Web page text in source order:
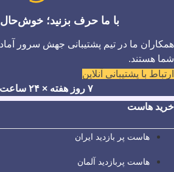
با ما حرف بزنید؛
همکاران ما در تیم پشتیبانی جهش سرور
شما هستند.
ارتباط با پشتیبانی آنلاین
۷ روز هفته × ۲۴ ساعت روز
خرید هاست
هاست پر بازدید ایران
هاست پربازدید آلمان